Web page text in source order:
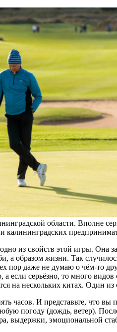
области. Вполне
калининградских
из свойств этой игры. Она
а образом жизни. Так
пор даже не думаю о чём-то
если серьёзно, то много
на нескольких китах. Один
часов. И представьте, что вы
погоду (дождь, ветер).
выдержки, эмоциональной